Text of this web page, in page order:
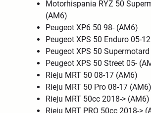
Motorhispania RYZ 50
(AM6)
Peugeot XP6 50 98- (AM6)
Peugeot XPS 50 Enduro 05-
Peugeot XPS 50
Peugeot XPS 50 Street 05-
Rieju MRT 50 08-17 (AM6)
Rieju MRT 50 Pro 08-17 (AM6)
Rieju MRT 50cc 2018-> (AM6)
Rieju MRT PRO 50cc 2018->